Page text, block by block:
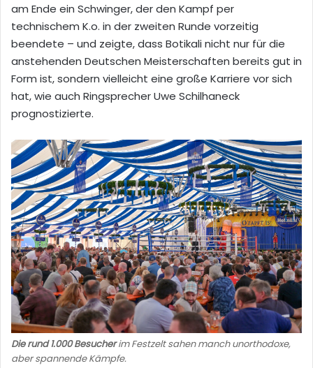
am Ende ein Schwinger, der den Kampf per
technischem K.o. in der zweiten Runde vorzeitig
beendete – und zeigte, dass Botikali nicht nur für die
anstehenden Deutschen Meisterschaften bereits gut in
Form ist, sondern vielleicht eine große Karriere vor sich
hat, wie auch Ringsprecher Uwe Schilhaneck
prognostizierte.
Die rund 1.000 Besucherim Festzelt sahen manch unorthodoxe,
aber spannende Kämpfe.